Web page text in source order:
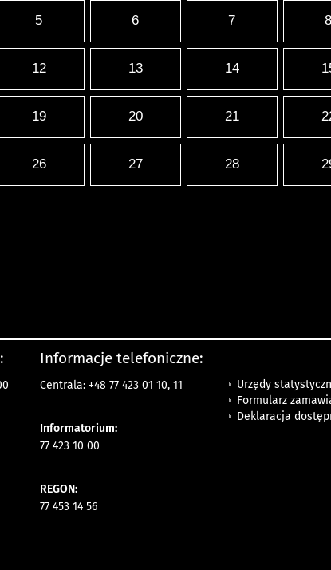
5 6 7 8
12 13 14
19 20 21
26 27 28
Informacje telefoniczne:
Centrala: +48 77 423 01 10, 11
Informatorium:
77 423 10 00
REGON:
77 453 14 56
Urzędy
Formularz
Deklaracja